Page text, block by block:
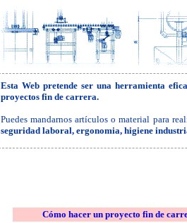
Esta Web pretende ser una herramienta
proyectos fin de carrera.
Puedes mandarnos artículos o material para
seguridad laboral, ergonomia, higiene
Cómo hacer un proyecto fin de